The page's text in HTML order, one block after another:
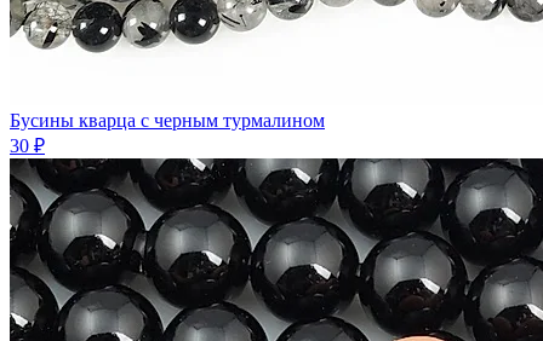
Бусины кварца с черным турмалином
30 ₽